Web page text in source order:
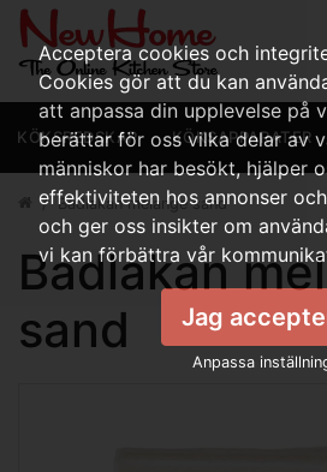
KÖKSREDSKAP KÖKSAPPARATER
Badlakan melange sand
Badlakan
sand
Acceptera cookies och
Cookies gör att du kan
att anpassa din upplevelse på
berättar för oss vilka delar av
människor har besökt, hjälper
effektiviteten hos annonser
och ger oss insikter om
vi kan förbättra vår
Jag
Anpassa